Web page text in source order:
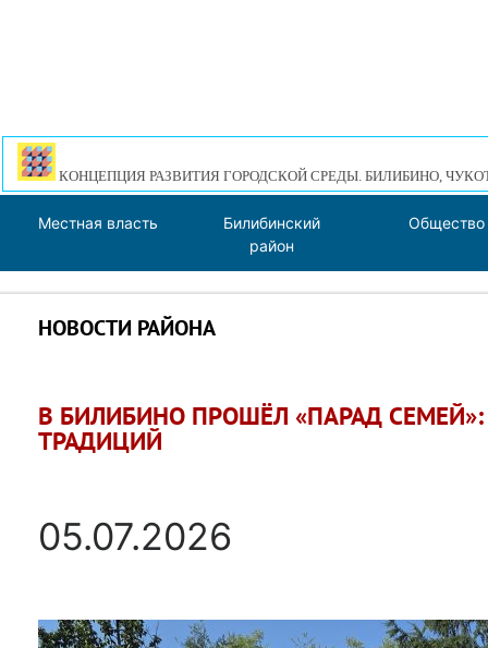
КОНЦЕПЦИЯ РАЗВИТИЯ ГОРОДСКОЙ СРЕДЫ. БИЛИБИНО,
Местная власть
Билибинский
район
Общество
НОВОСТИ РАЙОНА
В БИЛИБИНО ПРОШЁЛ «ПАРАД
ТРАДИЦИЙ
05.07.2026